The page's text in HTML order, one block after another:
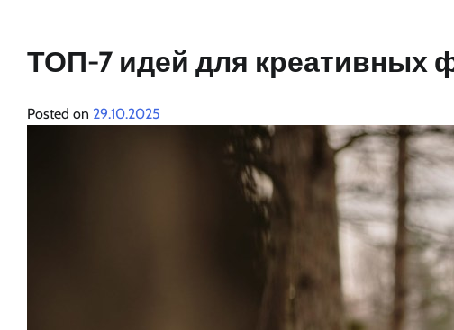
ТОП-7 идей для креативных
Posted on 29.10.2025